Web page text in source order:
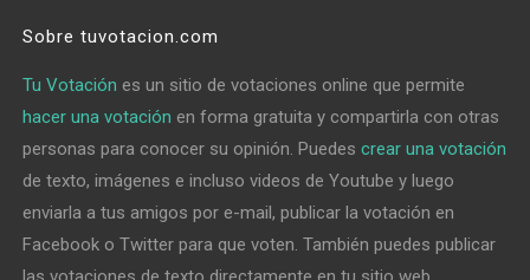
Sobre tuvotacion.com
Tu Votación es un sitio de votaciones online que permite
hacer una votación en forma gratuita y compartirla con otras
personas para conocer su opinión. Puedescrear una votación
de texto, imágenes e incluso videos de Youtube y luego
enviarla a tus amigos por e-mail, publicar la votación en
Facebook o Twitter para que voten. También puedes publicar